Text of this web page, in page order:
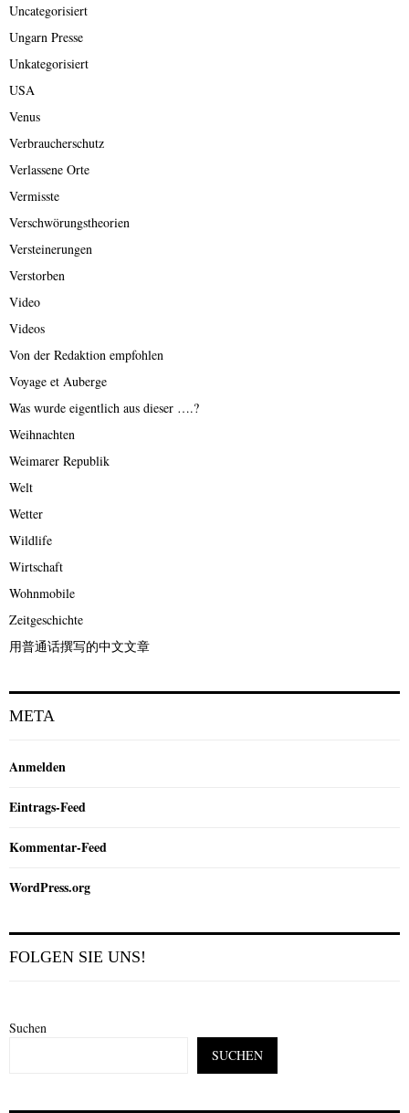
Uncategorisiert
Ungarn Presse
Unkategorisiert
USA
Venus
Verbraucherschutz
Verlassene Orte
Vermisste
Verschwörungstheorien
Versteinerungen
Verstorben
Video
Videos
Von der Redaktion empfohlen
Voyage et Auberge
Was wurde eigentlich aus dieser ….?
Weihnachten
Weimarer Republik
Welt
Wetter
Wildlife
Wirtschaft
Wohnmobile
Zeitgeschichte
用普通话撰写的中文文章
META
Anmelden
Eintrags-Feed
Kommentar-Feed
WordPress.org
FOLGEN SIE UNS!
Suchen
SUCHEN